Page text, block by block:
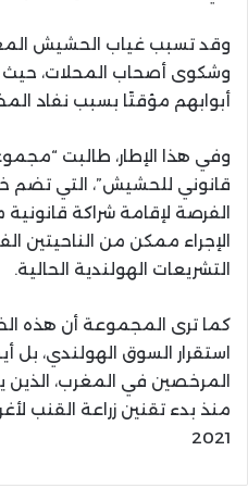
وقد تسبب غياب الحشيش
وشكوى أصحاب المحلات،
أبوابهم مؤقتًا بسبب نفاد
وفي هذا الإطار، طالبت
قانوني للحشيش”، التي تضم
الفرصة لإقامة شراكة
الإجراء ممكن من الناحيتين
التشريعات الهولندية الحالية.
كما ترى المجموعة أن هذه
استقرار السوق الهولندي، بل
المرخصين في المغرب، الذين
منذ بدء تقنين زراعة القنب
2021